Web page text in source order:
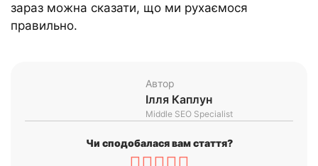
зараз можна сказати, що ми рухаємося
правильно.
Автор
Ілля Каплун
Middle SEO Specialist
Чи сподобалася вам стаття?